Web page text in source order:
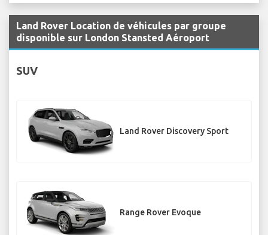
Land Rover Location de véhicules par groupe
disponible sur London Stansted Aéroport
SUV
Land Rover Discovery Sport
Range Rover Evoque